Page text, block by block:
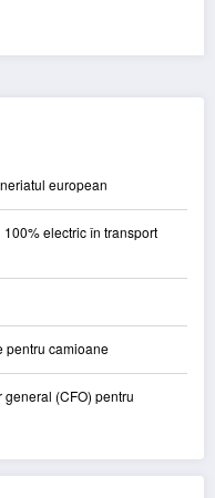
european
electric în transport
pentru camioane
general (CFO) pentru